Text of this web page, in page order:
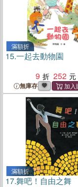
滿額折
15.一起去動物園
9
252
無庫存
滿額折
17.舞吧！自由之舞